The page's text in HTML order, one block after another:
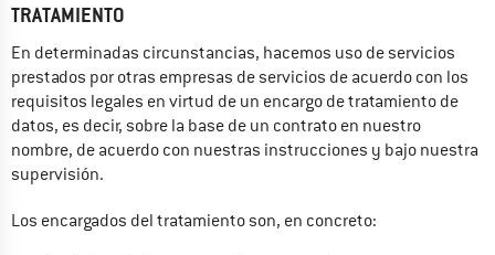
TRATAMIENTO
En determinadas circunstancias, hacemos uso de servicios
prestados por otras empresas de servicios de acuerdo con los
requisitos legales en virtud de un encargo de tratamiento de
datos, es decir, sobre la base de un contrato en nuestro
nombre, de acuerdo con nuestras instrucciones y bajo nuestra
supervisión.
Los encargados del tratamiento son, en concreto: